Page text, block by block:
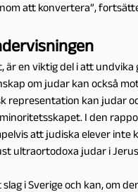
att konvertera”,
en viktig del i att
om judar kan också
representation kan judar
I den
att judiska elever
ultraortodoxa judar i
i Sverige och kan, om